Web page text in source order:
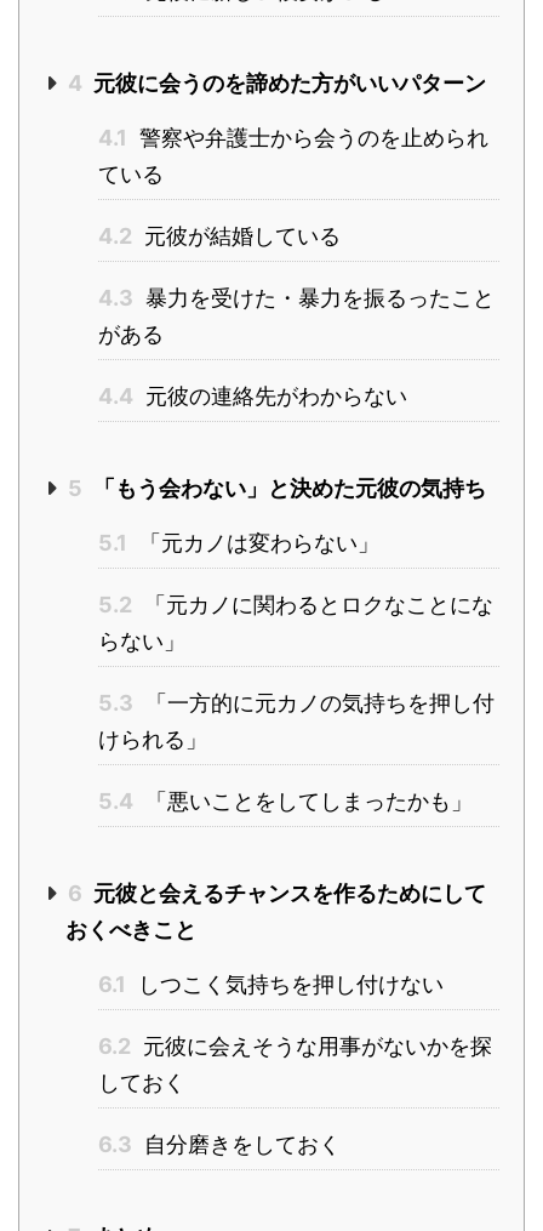
4 元彼に会うのを諦めた方がいいパターン
4.1 警察や弁護士から会うのを止められ
ている
4.2 元彼が結婚している
4.3 暴力を受けた・暴力を振るったこと
がある
4.4 元彼の連絡先がわからない
5 「もう会わない」と決めた元彼の気持ち
5.1 「元カノは変わらない」
5.2
「元カノに関わるとロクなことにな
らない」
5.3
「一方的に元カノの気持ちを押し付
けられる」
5.4 「悪いことをしてしまったかも」
6 元彼と会えるチャンスを作るためにして
おくべきこと
6.1 しつこく気持ちを押し付けない
6.2 元彼に会えそうな用事がないかを探
しておく
6.3 自分磨きをしておく